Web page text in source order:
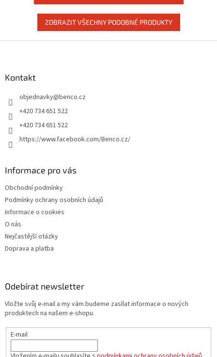
ZOBRAZIT VŠECHNY PODOBNÉ PRODUKTY
Kontakt
objednavky@benco.cz
+420 734 651 522
+420 734 651 522
https://www.facebook.com/Benco.cz/
Informace pro vás
Obchodní podmínky
Podmínky ochrany osobních údajů
Informace o cookies
O nás
Nejčastější otázky
Doprava a platba
Odebírat newsletter
Vložte svůj e-mail a my vám budeme zasílat informace o nových
produktech na našem e-shopu.
E-mail